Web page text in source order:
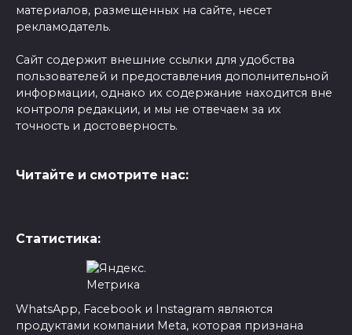
материалов, размещенных на сайте, несет
рекламодатель.
Сайт содержит внешние ссылки для удобства
пользователей и предоставления дополнительной
информации, однако их содержание находится вне
контроля редакции, и мы не отвечаем за их
точность и достоверность.
Читайте и смотрите нас:
Статистика:
WhatsApp, Facebook и Instagram являются
продуктами компании Meta, которая признана